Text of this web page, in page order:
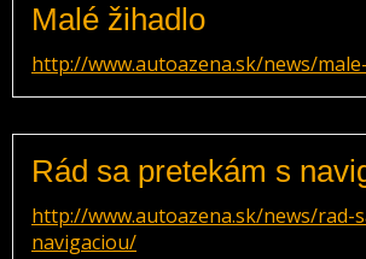
Malé žihadlo
http://www.autoazena.sk/news/
Rád sa pretekám s
http://www.autoazena.sk/news/rad-
navigaciou/